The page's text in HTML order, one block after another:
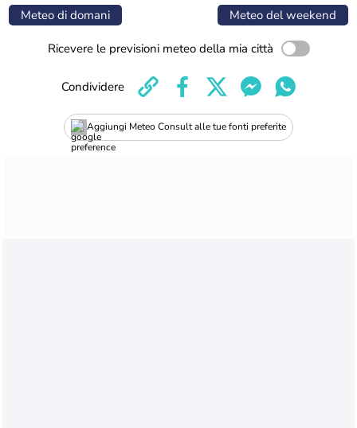
Meteo di domani Meteo del weekend
Ricevere le previsioni meteo della mia città
Aggiungi Meteo Consult alle tue fonti preferite
Condividere